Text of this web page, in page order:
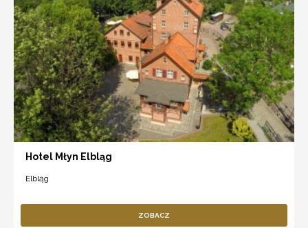
Hotel Młyn Elbląg
Elbląg
ZOBACZ